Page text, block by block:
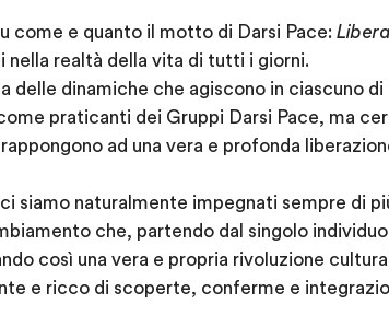
come e quanto il motto di Darsi Pace:
nella realtà della vita di tutti i giorni.
delle dinamiche che agiscono in ciascuno di
praticanti dei Gruppi Darsi Pace, ma
ad una vera e profonda
siamo naturalmente impegnati sempre di
che, partendo dal singolo
così una vera e propria rivoluzione
e ricco di scoperte, conferme e